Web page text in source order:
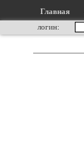
Главная
логин: